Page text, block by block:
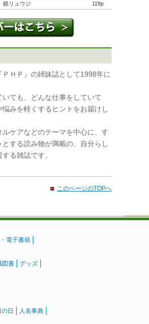
鏡リュウジ 119p
ＰＨＰ』の姉妹誌として1998年に
ても、どんな仕事をしていて
みを軽くするヒントをお届けし
ケアなどのテーマを中心に、す
する読み物が満載の、自分らし
る雑誌です。
このページのTOPへ
電子書籍
図書 グッズ
日 人名事典